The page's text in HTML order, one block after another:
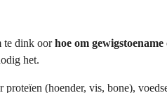
te dink oorhoe om
het.
(hoender, vis, bone),